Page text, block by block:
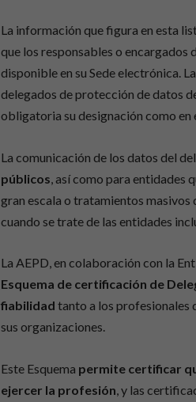
La información que figura en esta
que los responsables o
disponible en su Sede electrónica.
delegados de protección de datos
obligatoria su designación como en
La comunicación de los datos del
públicos , así como para entidades
gran escala o tratamientos masivos
cuando se trate de las entidades
La AEPD, en colaboración con la
Esquema de certificación de
fiabilidad tanto a los profesionales
sus organizaciones.
Este Esquema permite certificar
ejercer la profesión, y las